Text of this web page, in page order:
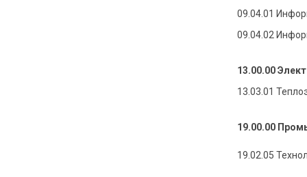
09.04.01
09.04.02
13.00.00
13.03.01
19.00.00 Пр
19.02.05